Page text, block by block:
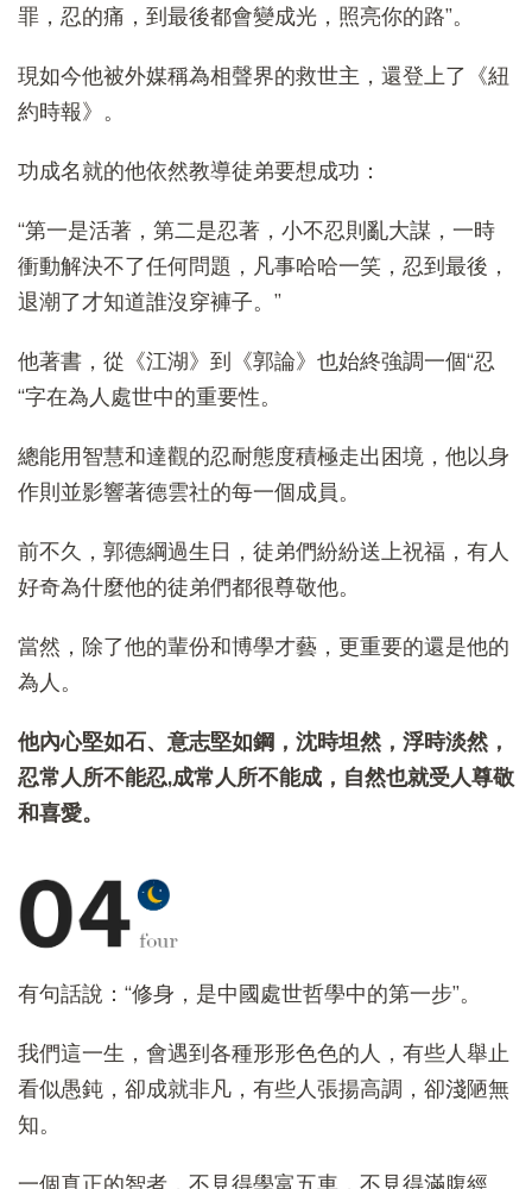
罪，忍的痛，到最後都會變成光，照亮你的路”。
現如今他被外媒稱為相聲界的救世主，還登上了《紐
約時報》。
功成名就的他依然教導徒弟要想成功：
“第一是活著，第二是忍著，小不忍則亂大謀，一時
衝動解決不了任何問題，凡事哈哈一笑，忍到最後，
退潮了才知道誰沒穿褲子。”
他著書，從《江湖》到《郭論》也始終強調一個“忍
“字在為人處世中的重要性。
總能用智慧和達觀的忍耐態度積極走出困境，他以身
作則並影響著德雲社的每一個成員。
前不久，郭德綱過生日，徒弟們紛紛送上祝福，有人
好奇為什麼他的徒弟們都很尊敬他。
當然，除了他的輩份和博學才藝，更重要的還是他的
為人。
他內心堅如石、意志堅如鋼，沈時坦然，浮時淡然，
忍常人所不能忍,成常人所不能成，自然也就受人尊敬
和喜愛。
有句話說：“修身，是中國處世哲學中的第一步”。
我們這一生，會遇到各種形形色色的人，有些人舉止
看似愚鈍，卻成就非凡，有些人張揚高調，卻淺陋無
知。